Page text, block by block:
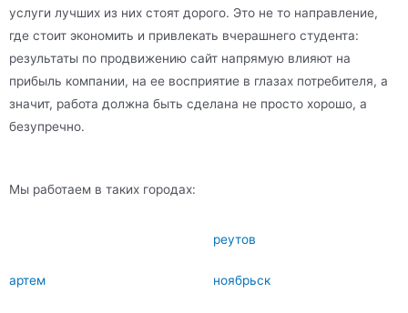
услуги лучших из них стоят дорого. Это не то направление,
где стоит экономить и привлекать вчерашнего студента:
результаты по продвижению сайт напрямую влияют на
прибыль компании, на ее восприятие в глазах потребителя, а
значит, работа должна быть сделана не просто хорошо, а
безупречно.
Мы работаем в таких городах:
реутов
артем ноябрьск